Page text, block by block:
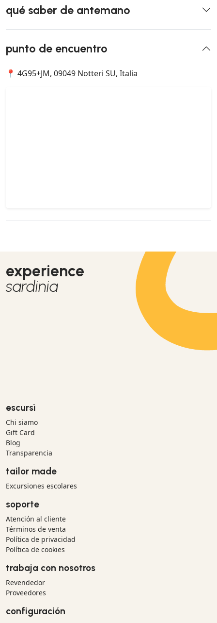
qué saber de antemano
punto de encuentro
📍 4G95+JM, 09049 Notteri SU, Italia
experience
sardinia
escursì
Chi siamo
Gift Card
Blog
Transparencia
tailor made
Excursiones escolares
soporte
Atención al cliente
Términos de venta
Política de privacidad
Política de cookies
trabaja con nosotros
Revendedor
Proveedores
configuración